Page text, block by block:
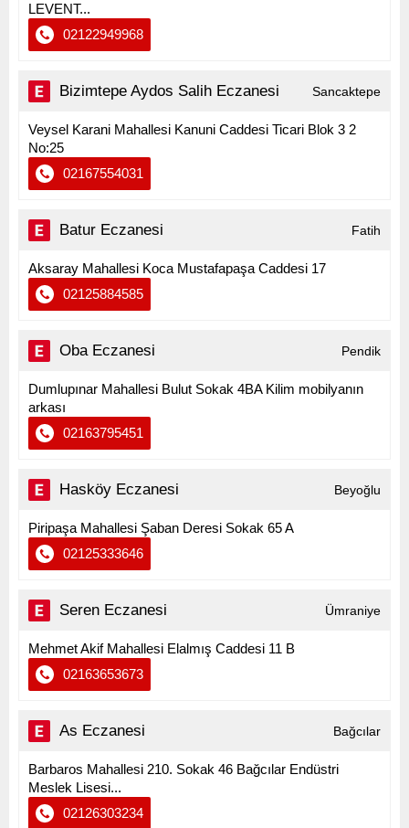
LEVENT...
02122949968
Bizimtepe Aydos Salih Eczanesi Sancaktepe
Veysel Karani Mahallesi Kanuni Caddesi Ticari Blok 3 2
No:25
02167554031
Batur Eczanesi Fatih
Aksaray Mahallesi Koca Mustafapaşa Caddesi 17
02125884585
Oba Eczanesi Pendik
Dumlupınar Mahallesi Bulut Sokak 4BA Kilim mobilyanın
arkası
02163795451
Hasköy Eczanesi Beyoğlu
Piripaşa Mahallesi Şaban Deresi Sokak 65 A
02125333646
Seren Eczanesi Ümraniye
Mehmet Akif Mahallesi Elalmış Caddesi 11 B
02163653673
As Eczanesi Bağcılar
Barbaros Mahallesi 210. Sokak 46 Bağcılar Endüstri
Meslek Lisesi...
02126303234